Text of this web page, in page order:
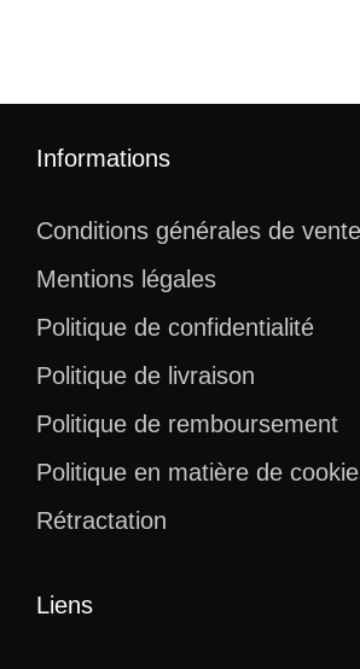
Informations
Conditions générales de vente
Mentions légales
Politique de confidentialité
Politique de livraison
Politique de remboursement
Politique en matière de
Rétractation
Liens